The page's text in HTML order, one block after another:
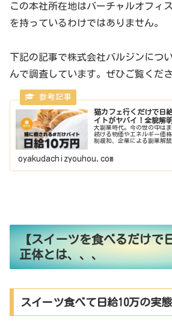
この本社所在地はバーチャルオフィ
を持っているわけではありません。
下記の記事で株式会社バルジンにつ
んで調査しています。ぜひご覧くださ
猫カフェ行くだけで日
イトがヤバイ！全貌解
大副業時代。今の世の中は
続ける物価やエネルギー価
制緩和、企業による副業解
oyakudachizyouhou.com
【スイーツを食べるだけで
正体とは、、、
スイーツ食べて日給10万の実態